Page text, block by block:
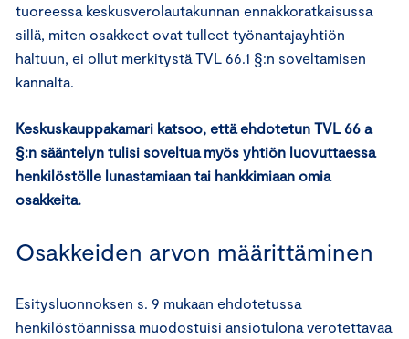
tuoreessa keskusverolautakunnan ennakkoratkaisussa
sillä, miten osakkeet ovat tulleet työnantajayhtiön
haltuun, ei ollut merkitystä TVL 66.1 §:n soveltamisen
kannalta.
Keskuskauppakamari katsoo, että ehdotetun TVL 66 a
§:n sääntelyn tulisi soveltua myös yhtiön luovuttaessa
henkilöstölle lunastamiaan tai hankkimiaan omia
osakkeita.
Osakkeiden arvon määrittäminen
Esitysluonnoksen s. 9 mukaan ehdotetussa
henkilöstöannissa muodostuisi ansiotulona verotettavaa